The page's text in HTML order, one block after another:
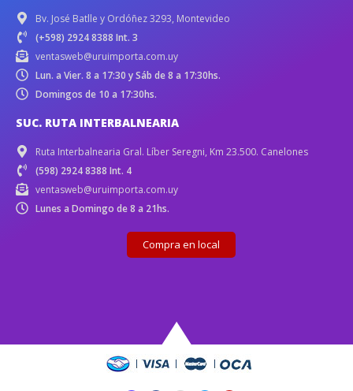
Bv. José Batlle y Ordóñez 3293, Montevideo
(+598) 2924 8388 Int. 3
ventasweb@uruimporta.com.uy
Lun. a Vier. 8 a 17:30 y Sáb de 8 a 17:30hs.
Domingos de 10 a 17:30hs.
SUC. RUTA INTERBALNEARIA
Ruta Interbalnearia Gral. Líber Seregni, Km 23.500. Canelones
(598) 2924 8388 Int. 4
ventasweb@uruimporta.com.uy
Lunes a Domingo de 8 a 21hs.
Compra en local